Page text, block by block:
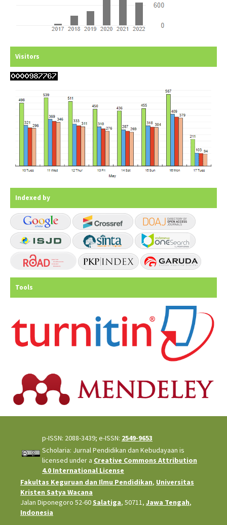
Visitors
Indexed by
Tools
p-ISSN: 2088-3439; e-ISSN: 2549-9653
Scholaria: Jurnal Pendidikan dan Kebudayaan is
licensed under a Creative Commons Attribution
4.0 International License
Fakultas Keguruan dan Ilmu Pendidikan, Universitas
Kristen Satya Wacana
Jalan Diponegoro 52-60Salatiga, 50711, Jawa Tengah,
Indonesia